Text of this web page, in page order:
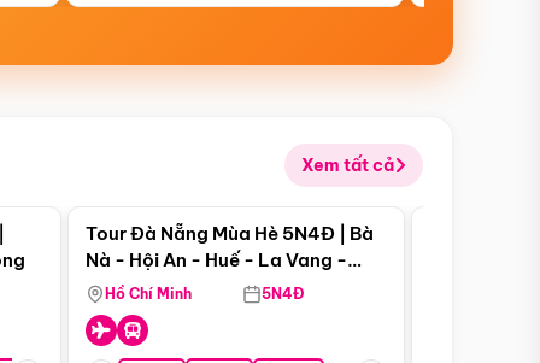
Xem tất cả
Điểm nổi bật
Tour Đà Nẵng Mùa Hè 5N4Đ | Bà
Nà - Hội An - Huế - La Vang -
Động Thiên Đường
Hồ Chí Minh 5N4Đ